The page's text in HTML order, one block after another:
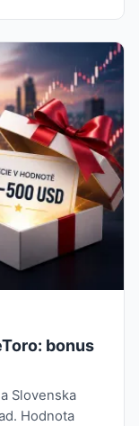
bonus
Slovenska
Hodnota